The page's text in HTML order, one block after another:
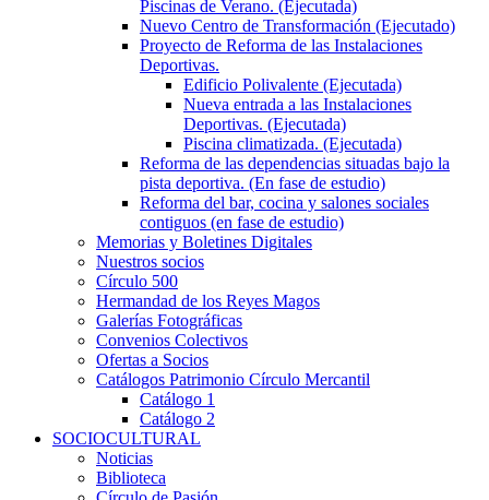
Piscinas de Verano. (Ejecutada)
Nuevo Centro de Transformación (Ejecutado)
Proyecto de Reforma de las Instalaciones
Deportivas.
Edificio Polivalente (Ejecutada)
Nueva entrada a las Instalaciones
Deportivas. (Ejecutada)
Piscina climatizada. (Ejecutada)
Reforma de las dependencias situadas bajo la
pista deportiva. (En fase de estudio)
Reforma del bar, cocina y salones sociales
contiguos (en fase de estudio)
Memorias y Boletines Digitales
Nuestros socios
Círculo 500
Hermandad de los Reyes Magos
Galerías Fotográficas
Convenios Colectivos
Ofertas a Socios
Catálogos Patrimonio Círculo Mercantil
Catálogo 1
Catálogo 2
SOCIOCULTURAL
Noticias
Biblioteca